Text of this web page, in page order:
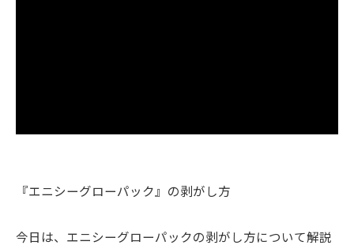
『エニシーグローパック』の剥がし方
今日は、エニシーグローパックの剥がし方について解説